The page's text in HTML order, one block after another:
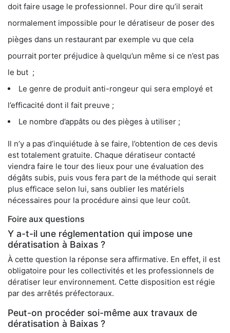
doit faire usage le professionnel. Pour dire qu’il serait
normalement impossible pour le dératiseur de poser des
pièges dans un restaurant par exemple vu que cela
pourrait porter préjudice à quelqu’un même si ce n’est pas
le but ;
Le genre de produit anti-rongeur qui sera employé et
l’efficacité dont il fait preuve ;
Le nombre d’appâts ou des pièges à utiliser ;
Il n’y a pas d’inquiétude à se faire, l’obtention de ces devis
est totalement gratuite. Chaque dératiseur contacté
viendra faire le tour des lieux pour une évaluation des
dégâts subis, puis vous fera part de la méthode qui serait
plus efficace selon lui, sans oublier les matériels
nécessaires pour la procédure ainsi que leur coût.
Foire aux questions
Y a-t-il une réglementation qui impose une
dératisation à Baixas ?
À cette question la réponse sera affirmative. En effet, il est
obligatoire pour les collectivités et les professionnels de
dératiser leur environnement. Cette disposition est régie
par des arrêtés préfectoraux.
Peut-on procéder soi-même aux travaux de
dératisation à Baixas ?